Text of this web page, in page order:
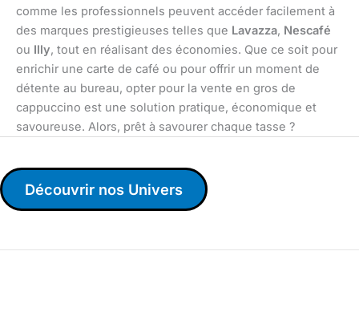
comme les professionnels peuvent accéder facilement à
des marques prestigieuses telles que Lavazza, Nescafé
ou Illy, tout en réalisant des économies. Que ce soit pour
enrichir une carte de café ou pour offrir un moment de
détente au bureau, opter pour la vente en gros de
cappuccino est une solution pratique, économique et
savoureuse. Alors, prêt à savourer chaque tasse ?
Découvrir nos Univers